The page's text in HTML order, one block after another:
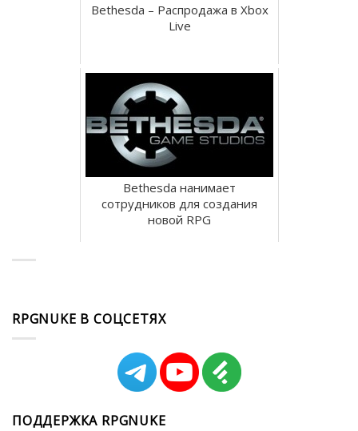
Bethesda – Распродажа в Xbox
Live
Bethesda нанимает
сотрудников для создания
новой RPG
RPGNUKE В СОЦСЕТЯХ
ПОДДЕРЖКА RPGNUKE